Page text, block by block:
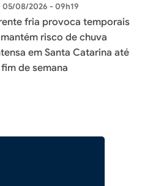
05/08/2026 - 09h19
fria provoca temporais
risco de chuva
em Santa Catarina até
de semana